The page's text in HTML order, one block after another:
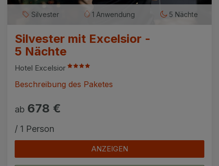
Silvester 1 Anwendung 5 Nächte
Silvester mit Excelsior -
5 Nächte
Hotel Excelsior
Beschreibung des Paketes
ab 678 €
/ 1 Person
ANZEIGEN